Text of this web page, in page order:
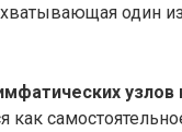
один
как